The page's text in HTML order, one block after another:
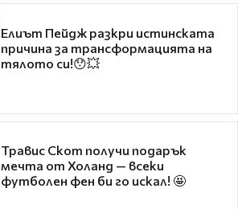
Елиът Пейдж разкри истинската
причина за трансформацията на
тялото си!😯💥
Травис Скот получи подарък
мечта от Холанд — всеки
футболен фен би го искал! 🤩